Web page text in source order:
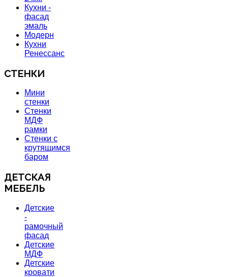
Кухни -
фасад
эмаль
Модерн
Кухни
Ренессанс
СТЕНКИ
Мини
стенки
Стенки
МДФ
рамки
Стенки с
крутящимся
баром
ДЕТСКАЯ
МЕБЕЛЬ
Детские
-
рамочный
фасад
Детские
МДФ
Детские
кровати